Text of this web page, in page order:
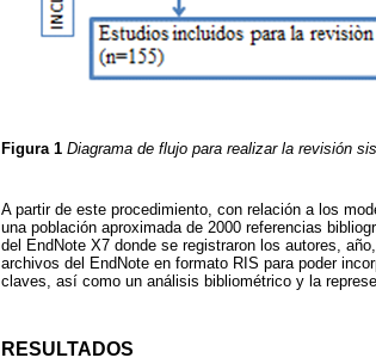
Figura 1 Diagrama de flujo para realizar la revisión
A partir de este procedimiento, con relación a los
una población aproximada de 2000 referencias
del EndNote X7 donde se registraron los autores,
archivos del EndNote en formato RIS para poder
claves, así como un análisis bibliométrico y la
RESULTADOS